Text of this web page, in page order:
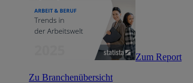
Zum Report
Zu Branchenübersicht